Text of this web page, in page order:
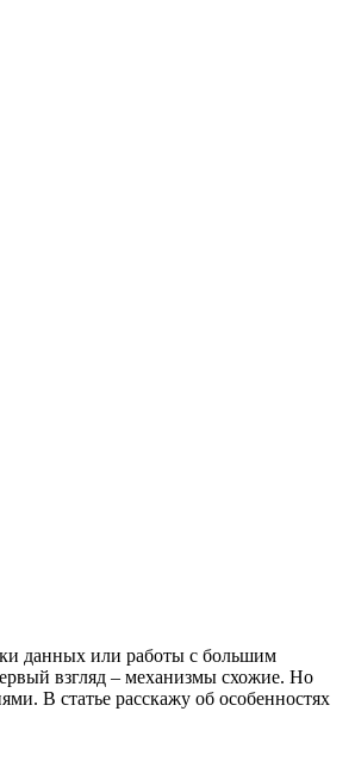
данных или работы с большим
взгляд – механизмы схожие. Но
В статье расскажу об особенностях